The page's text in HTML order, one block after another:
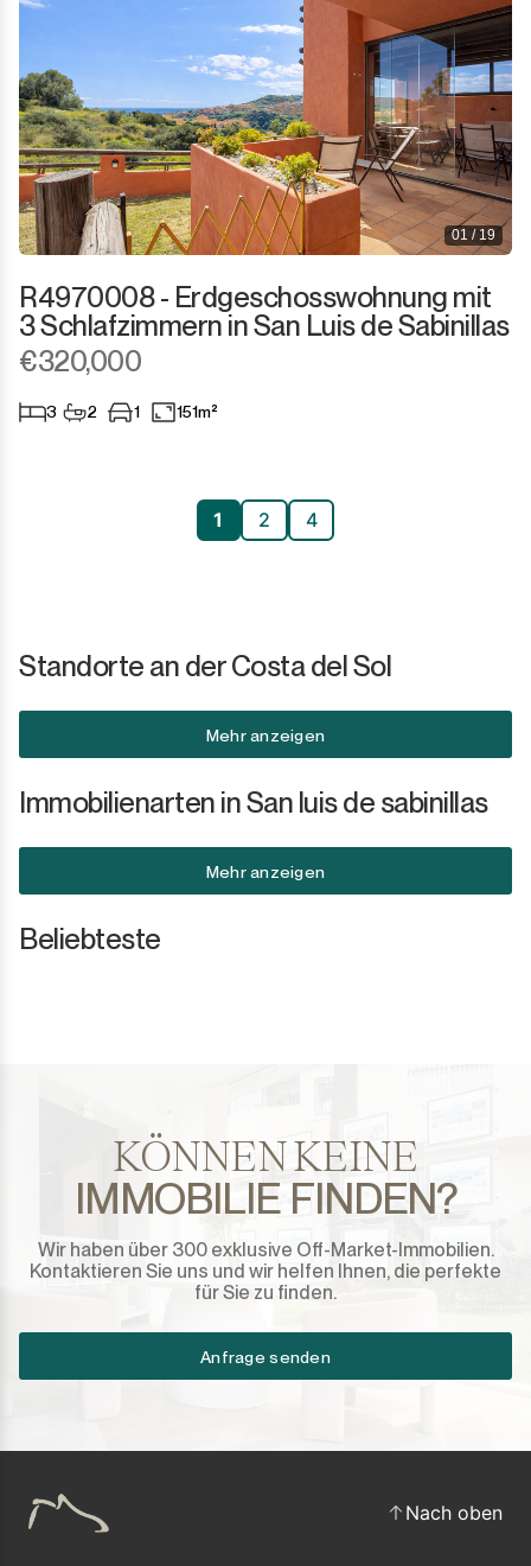
01 / 19
R4970008 - Erdgeschosswohnung mit
3 Schlafzimmern in San Luis de Sabinillas
€320,000
3 2 1 151m²
1 2 4
Standorte an der Costa del Sol
Mehr anzeigen
Immobilienarten in San luis de sabinillas
Mehr anzeigen
Beliebteste
KÖNNEN KEINE
IMMOBILIE FINDEN?
Wir haben über 300 exklusive Off-Market-Immobilien.
Kontaktieren Sie uns und wir helfen Ihnen, die perfekte
für Sie zu finden.
Anfrage senden
Nach oben